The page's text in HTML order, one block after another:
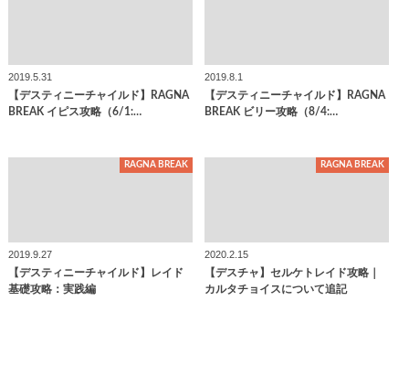
2019.5.31
【デスティニーチャイルド】RAGNA
BREAK イピス攻略（6/1:…
2019.8.1
【デスティニーチャイルド】RAGNA
BREAK ビリー攻略（8/4:…
RAGNA BREAK
2019.9.27
【デスティニーチャイルド】レイド
基礎攻略：実践編
RAGNA BREAK
2020.2.15
【デスチャ】セルケトレイド攻略｜
カルタチョイスについて追記